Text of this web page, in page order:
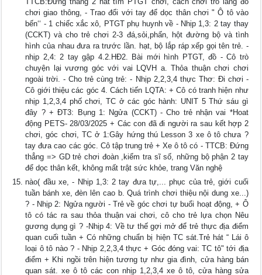
chơi giao thông, - Trao đổi với tay để dọc thân chơi " Ô tô vào
bến‘‘ - 1 chiếc xắc xô, PTGT phụ huynh về - Nhịp 1,3: 2 tay thay
(CCKT) và cho trẻ chơi 2-3 đá,sỏi,phấn, hột đường bộ và tình
hình của nhau đưa ra trước lần. hạt, bộ lắp ráp xếp gọi tên trẻ. -
nhịp 2,4: 2 tay gập 4.2.HĐ2. Bài mới hình PTGT, đồ - Cô trò
chuyện lại vương góc với vai LQVH a. Thỏa thuận chơi chơi
ngoài trời. - Cho trẻ cùng trẻ: - Nhịp 2,2,3,4 thực Thơ: Đi chơi -
Cô giới thiệu các góc 4. Cách tiến LQTA: + Cô có tranh hiện như
nhịp 1,2,3,4 phố chơi, TC ở các góc hành: UNIT 5 Thứ sáu gì
đây ? + ĐT3: Bụng 1: Ngửa (CCKT) - Cho trẻ nhận vai *Hoat
động PETS- 28/03/2025 + Các con đã đi người ra sau kết hợp 2
chơi, góc chơi, TC ở 1:Gây hứng thú Lesson 3 xe ô tô chưa ?
tay đưa cao các góc. Cô tập trung trẻ + Xe ô tô có - TTCB: Đứng
thẳng => GD trẻ chơi đoàn ,kiểm tra sĩ số, những bộ phận 2 tay
để dọc thân kết, không mất trật sức khỏe, trang Văn nghệ
nào( đầu xe, - Nhịp 1,3: 2 tay đưa tự,... phục của trẻ, giới cuối
tuần bánh xe, đèn lên cao b. Quá trình chơi thiệu nội dung xe...)
? - Nhịp 2: Ngửa người - Trẻ về góc chơi tự buổi hoạt động, + Ô
tô có tác ra sau thỏa thuận vai chơi, cô cho trẻ lựa chọn Nêu
gương dụng gì ? -Nhịp 4: Về tư thế gợi mở để trẻ thực địa điểm
quan cuối tuần + Có những chuẩn bị hiện TC sát.Trẻ hát “ Lái ô
loại ô tô nào ? - Nhịp 2,2,3,4 thực + Góc đóng vai: TC tô" tới địa
điểm + Khi ngồi trên hiện tương tự như gia đình, cửa hàng bán
quan sát. xe ô tô các con nhịp 1,2,3,4 xe ô tô, cửa hàng sửa